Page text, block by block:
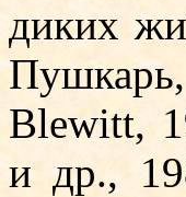
диких
Blewitt,
и др.,